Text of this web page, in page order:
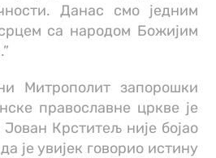
Данас смо једним
са народом Божијим
Митрополит запорошки
православне цркве је
Крститељ није бојао
је увијек говорио истину